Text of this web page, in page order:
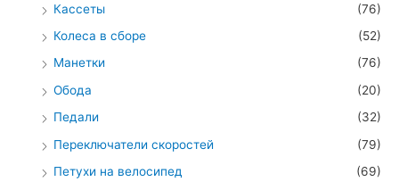
Кассеты
(76)
Колеса в сборе
(52)
Манетки
(76)
Обода
(20)
Педали
(32)
Переключатели скоростей
(79)
Петухи на велосипед
(69)